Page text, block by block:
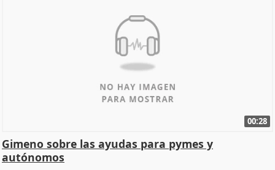
00:28
Gimeno sobre las ayudas para pymes y
autónomos